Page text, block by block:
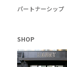
パートナーシップ
SHOP